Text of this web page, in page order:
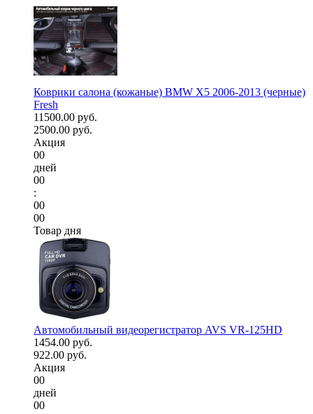
Коврики салона (кожаные) BMW X5 2006-2013 (черные)
Fresh
11500.00 руб.
2500.00 руб.
Акция
00
дней
00
:
00
00
Товар дня
Автомобильный видеорегистратор AVS VR-125HD
1454.00 руб.
922.00 руб.
Акция
00
дней
00